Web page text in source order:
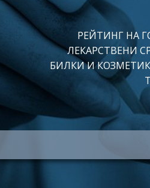
РЕЙТИНГ НА
ЛЕКАРСТВЕНИ
БИЛКИ И